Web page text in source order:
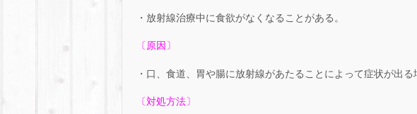
・放射線治療中に食欲がなくなることがある。
〔原因〕
・口、食道、胃や腸に放射線があたることによって症状が出る
〔対処方法〕